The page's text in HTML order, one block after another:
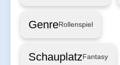
GenreRollenspiel
SchauplatzFantasy